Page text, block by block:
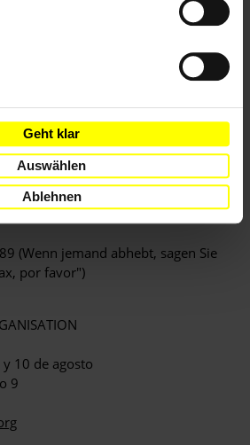
Geht klar
Auswählen
Ablehnen
dass diese
Angst vor Einschüchterung und
Almagro y Reina Victoria
Minister/ Sra. Ministra/ Sehr geehrte
(Wenn jemand abhebt, sagen Sie
por favor")
10 de agosto
9